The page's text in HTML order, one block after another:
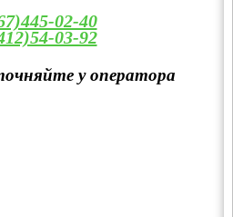
02-40
03-92
у оператора